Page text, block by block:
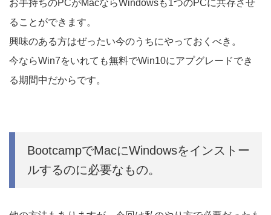
お手持ちのPCがMacならWindowsも1つのPCに共存させ
ることができます。
興味のある方はぜったい今のうちにやっておくべき。
今ならWin7をいれても無料でWin10にアプグレードでき
る期間中だからです。
BootcampでMacにWindowsをインストー
ルするのに必要なもの。